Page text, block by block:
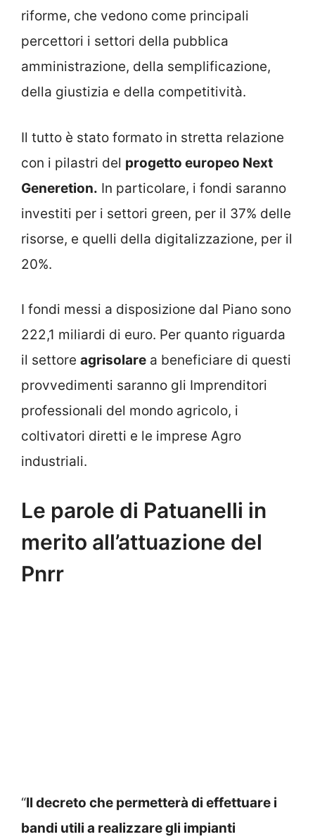
riforme, che vedono come principali
percettori i settori della pubblica
amministrazione, della semplificazione,
della giustizia e della competitività.
Il tutto è stato formato in stretta relazione
con i pilastri del progetto europeo Next
Generetion. In particolare, i fondi saranno
investiti per i settori green, per il 37% delle
risorse, e quelli della digitalizzazione, per il
20%.
I fondi messi a disposizione dal Piano sono
222,1 miliardi di euro. Per quanto riguarda
il settore agrisolare a beneficiare di questi
provvedimenti saranno gli Imprenditori
professionali del mondo agricolo, i
coltivatori diretti e le imprese Agro
industriali.
Le parole di Patuanelli in
merito all’attuazione del
Pnrr
“Il decreto che permetterà di effettuare i
bandi utili a realizzare gli impianti